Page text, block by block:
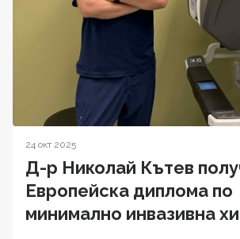
24 окт 2025
Д-р Николай Кътев
Европейска диплома по
минимално инвазивна